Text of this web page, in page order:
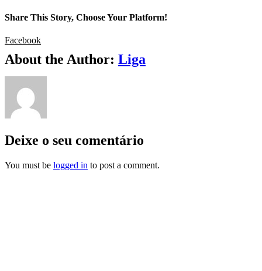
Share This Story, Choose Your Platform!
Facebook
About the Author: Liga
Deixe o seu comentário
You must be logged in to post a comment.